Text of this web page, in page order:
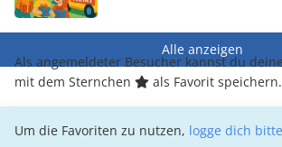
Alle anzeigen
Als angemeldeter Besucher kannst du
mit dem Sternchen
als Favorit speichern.
Um die Favoriten zu nutzen, logge dich